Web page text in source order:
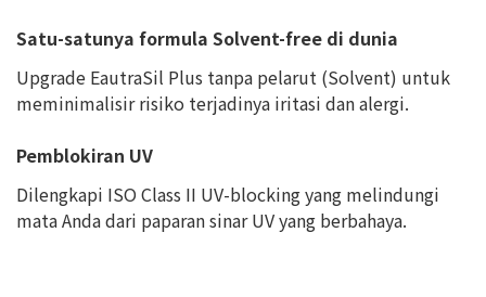
Satu-satunya formula Solvent-free di dunia
Upgrade EautraSil Plus tanpa pelarut (Solvent) untuk
meminimalisir risiko terjadinya iritasi dan alergi.
Pemblokiran UV
Dilengkapi ISO Class II UV-blocking yang melindungi
mata Anda dari paparan sinar UV yang berbahaya.